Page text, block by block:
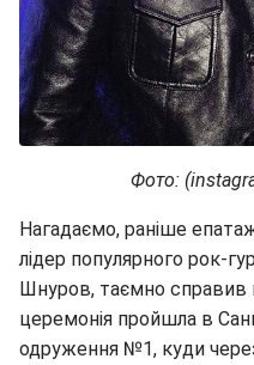
Фото:
Нагадаємо, раніше
лідер популярного рок-
Шнуров, таємно справив
церемонія пройшла в
одруження №1, куди